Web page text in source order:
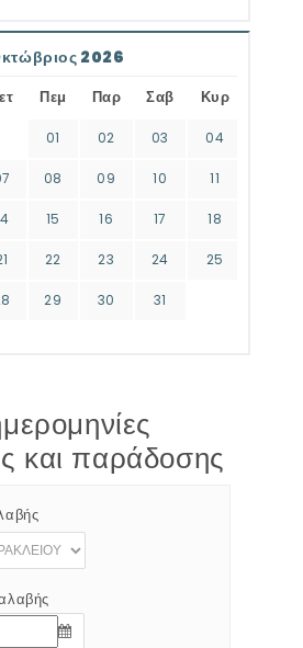
2026
Πεμ Παρ Σαβ Κυρ
01 02 03 04
08 09 10 11
15 16 17 18
22 23 24 25
29 30 31
και παράδοσης